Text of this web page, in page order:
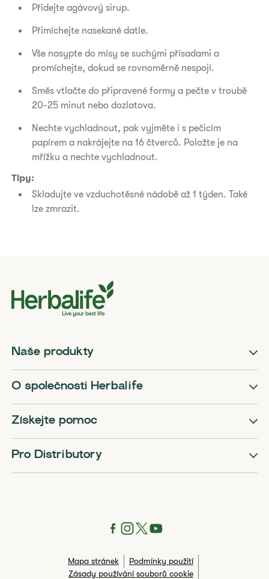
Přidejte agávový sirup.
Přimíchejte nasekané datle.
Vše nasypte do mísy se suchými přísadami a
promíchejte, dokud se rovnoměrně nespojí.
Směs vtlačte do připravené formy a pečte v troubě
20-25 minut nebo dozlatova.
Nechte vychladnout, pak vyjměte i s pečicím
papírem a nakrájejte na 16 čtverců. Položte je na
mřížku a nechte vychladnout.
Tipy:
Skladujte ve vzduchotěsné nádobě až 1 týden. Také
lze zmrazit.
Naše produkty
O společnosti Herbalife
Získejte pomoc
Pro Distributory
Mapa stránek
Podmínky použití
Zásady používání souborů cookie